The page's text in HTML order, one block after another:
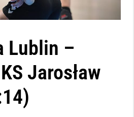
Lublin –
Jarosław